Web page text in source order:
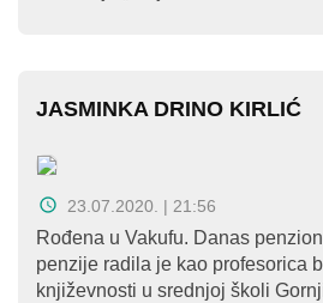
JASMINKA DRINO KIRLIĆ
23.07.2020. | 21:56
Rođena u Vakufu. Danas
penzije radila je kao profesorica
književnosti u srednjoj školi